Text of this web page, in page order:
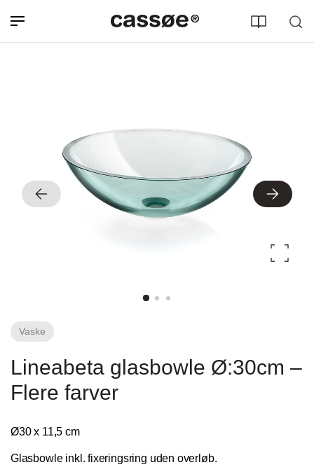
Vaske
Lineabeta glasbowle Ø:30cm –
Flere farver
Ø30 x 11,5 cm
Glasbowle inkl. fixeringsring uden overløb.
Søg efter adresse
Stagehøj Tværvej 5, 8600 Silkeborg,
Danmark